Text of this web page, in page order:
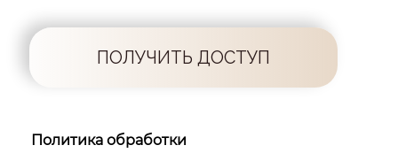
ПОЛУЧИТЬ ДОСТУП
Политика обработки